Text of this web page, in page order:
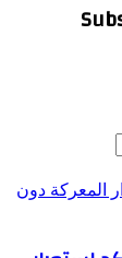
المعركة دون